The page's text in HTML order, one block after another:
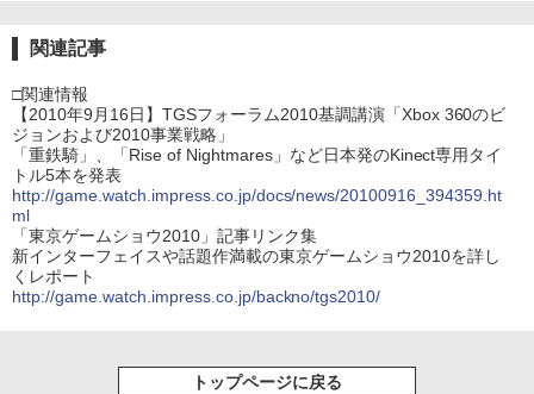
関連記事
□関連情報
【2010年9月16日】TGSフォーラム2010基調講演「Xbox 360のビ
ジョンおよび2010事業戦略」
「重鉄騎」、「Rise of Nightmares」など日本発のKinect専用タイ
トル5本を発表
http://game.watch.impress.co.jp/docs/news/20100916_394359.ht
ml
「東京ゲームショウ2010」記事リンク集
新インターフェイスや話題作満載の東京ゲームショウ2010を詳し
くレポート
http://game.watch.impress.co.jp/backno/tgs2010/
トップページに戻る